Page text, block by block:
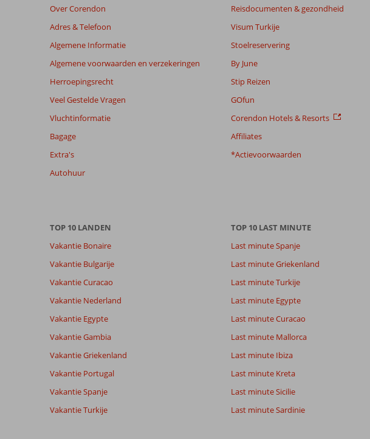
in
Leonardo
Beoordelingen
die
zijn
dan
relevantie
de
getoonde
te
garanderen.
info
over
beoordelingen.
Over Corendon
Adres & Telefoon
Algemene Informatie
Algemene voorwaarden en verzekeringen
Herroepingsrecht
Veel Gestelde Vragen
Vluchtinformatie
Bagage
Extra's
Autohuur
Reisdocumenten & gezondheid
Visum Turkije
Stoelreservering
By June
Stip Reizen
GOfun
Corendon Hotels & Resorts
Affiliates
*Actievoorwaarden
TOP 10 LANDEN
Vakantie Bonaire
Vakantie Bulgarije
Vakantie Curacao
Vakantie Nederland
Vakantie Egypte
Vakantie Gambia
Vakantie Griekenland
Vakantie Portugal
Vakantie Spanje
Vakantie Turkije
TOP 10 LAST MINUTE
Last minute Spanje
Last minute Griekenland
Last minute Turkije
Last minute Egypte
Last minute Curacao
Last minute Mallorca
Last minute Ibiza
Last minute Kreta
Last minute Sicilie
Last minute Sardinie